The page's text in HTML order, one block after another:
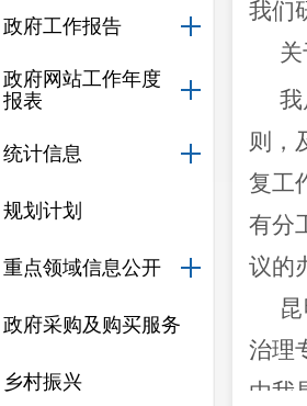
政府工作报告
政府网站工作年度
报表
统计信息
规划计划
重点领域信息公开
政府采购及购买服务
乡村振兴
我们
则，
复工
有分
议的
治理
由我